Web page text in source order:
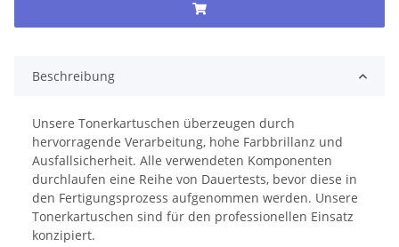
Beschreibung
Unsere Tonerkartuschen überzeugen durch
hervorragende Verarbeitung, hohe Farbbrillanz und
Ausfallsicherheit. Alle verwendeten Komponenten
durchlaufen eine Reihe von Dauertests, bevor diese in
den Fertigungsprozess aufgenommen werden. Unsere
Tonerkartuschen sind für den professionellen Einsatz
konzipiert.